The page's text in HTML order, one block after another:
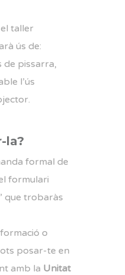
taller
ús de:
de pissarra,
l’ús
la?
formal de
formulari
que trobaràs
o
posar-te en
amb la Unitat